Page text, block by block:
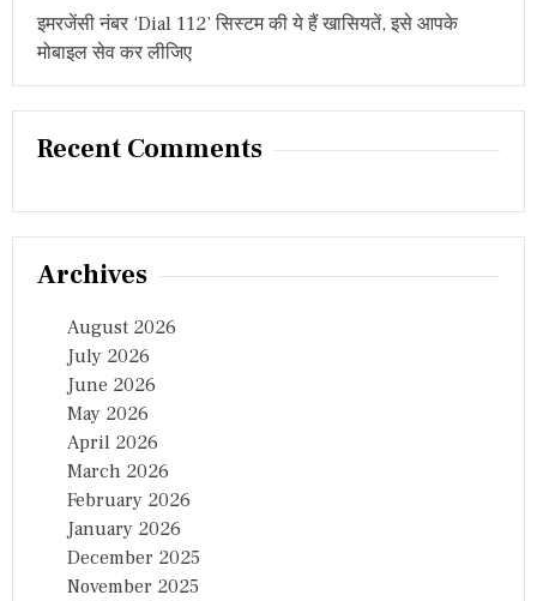
इमरजेंसी नंबर ‘Dial 112’ सिस्टम की ये हैं खासियतें, इसे आपके
मोबाइल सेव कर लीजिए
Recent Comments
Archives
August 2026
July 2026
June 2026
May 2026
April 2026
March 2026
February 2026
January 2026
December 2025
November 2025